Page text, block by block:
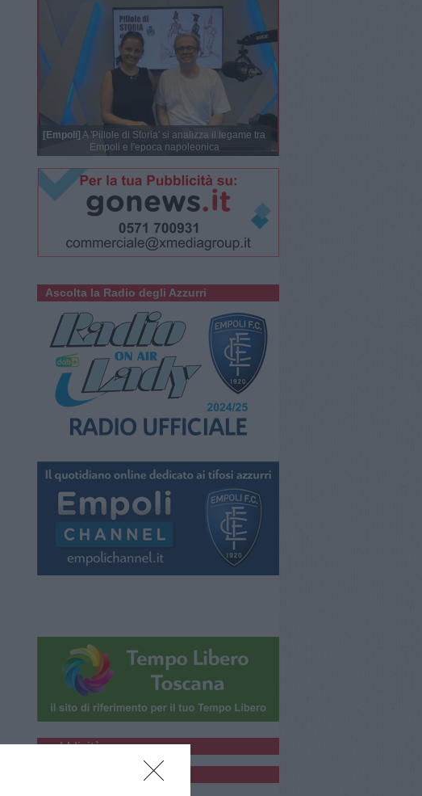
[Empoli] A 'Pillole di Storia' si analizza il legame tra
Empoli e l'epoca napoleonica
Ascolta la Radio degli Azzurri
pubblicità